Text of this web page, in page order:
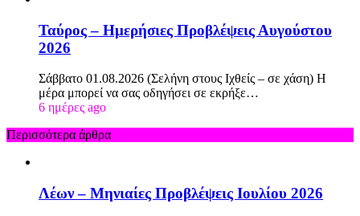
Ταύρος – Ημερήσιες Προβλέψεις Αυγούστου
2026
Σάββατο 01.08.2026 (Σελήνη στους Ιχθείς – σε χάση) Η
μέρα μπορεί να σας οδηγήσει σε εκρήξε…
6 ημέρες ago
Περισσότερα άρθρα
Λέων – Μηνιαίες Προβλέψεις Ιουλίου 2026